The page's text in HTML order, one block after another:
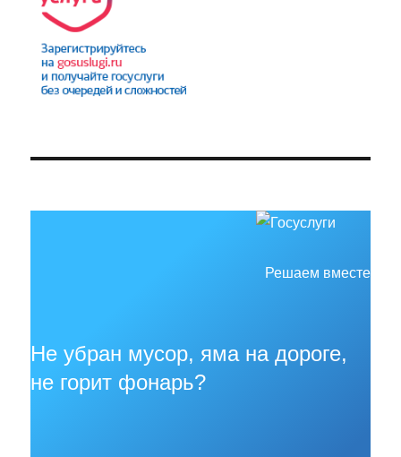
Решаем вместе
Не убран мусор, яма на дороге,
не горит фонарь?